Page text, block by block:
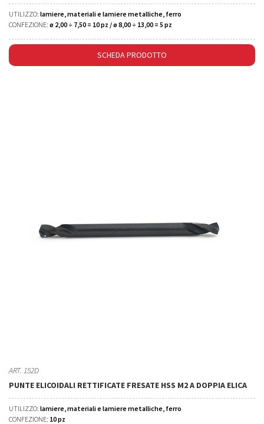
UTILIZZO: lamiere, materiali e lamiere metalliche, ferro
CONFEZIONE: ø 2,00 ÷ 7,50 = 10 pz / ø 8,00 ÷ 13,00 = 5 pz
SCHEDA PRODOTTO
ART. 152D
PUNTE ELICOIDALI RETTIFICATE FRESATE HSS M2 A DOPPIA ELICA
UTILIZZO: lamiere, materiali e lamiere metalliche, ferro
CONFEZIONE: 10 pz